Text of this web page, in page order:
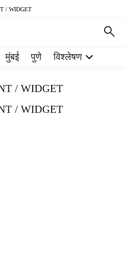
/ WIDGET
मुंबई पुणे विश्लेषण
/ WIDGET
/ WIDGET